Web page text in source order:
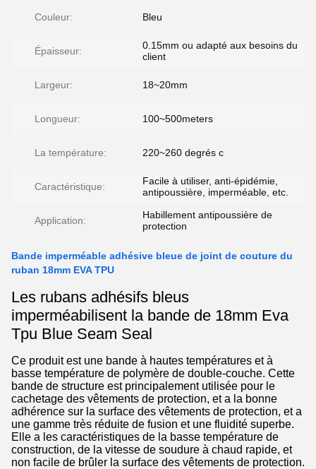
Couleur: Bleu
Épaisseur:
0.15mm ou adapté aux besoins du
client
Largeur: 18~20mm
Longueur: 100~500meters
La température: 220~260 degrés c
Caractéristique:
Facile à utiliser, anti-épidémie,
antipoussière, imperméable, etc.
Application:
Habillement antipoussière de
protection
Bande imperméable adhésive bleue de joint de couture du
ruban 18mm EVA TPU
Les rubans adhésifs bleus
imperméabilisent la bande de 18mm Eva
Tpu Blue Seam Seal
Ce produit est une bande à hautes températures et à
basse température de polymère de double-couche. Cette
bande de structure est principalement utilisée pour le
cachetage des vêtements de protection, et a la bonne
adhérence sur la surface des vêtements de protection, et a
une gamme très réduite de fusion et une fluidité superbe.
Elle a les caractéristiques de la basse température de
construction, de la vitesse de soudure à chaud rapide, et
non facile de brûler la surface des vêtements de protection.